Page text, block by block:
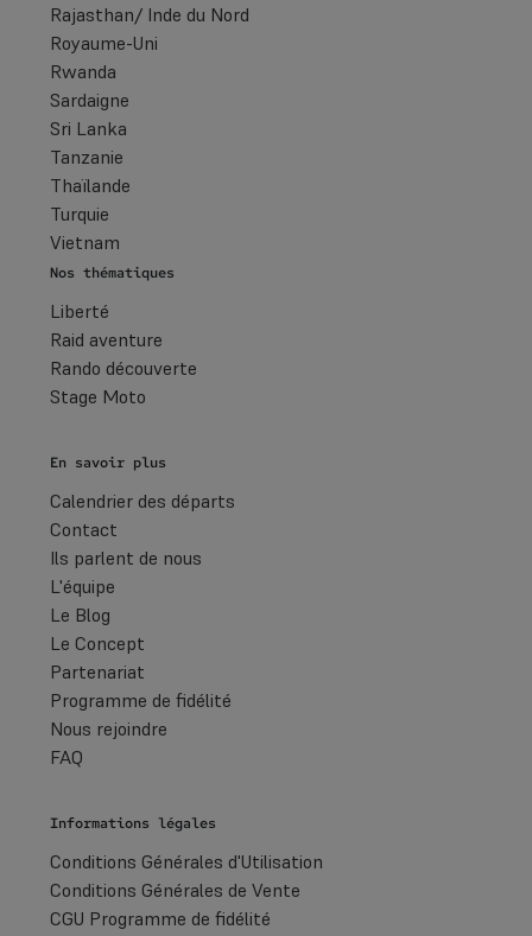
Rajasthan/ Inde du Nord
Royaume-Uni
Rwanda
Sardaigne
Sri Lanka
Tanzanie
Thaïlande
Turquie
Vietnam
Nos thématiques
Liberté
Raid aventure
Rando découverte
Stage Moto
En savoir plus
Calendrier des départs
Contact
Ils parlent de nous
L'équipe
Le Blog
Le Concept
Partenariat
Programme de fidélité
Nous rejoindre
FAQ
Informations légales
Conditions Générales d'Utilisation
Conditions Générales de Vente
CGU Programme de fidélité